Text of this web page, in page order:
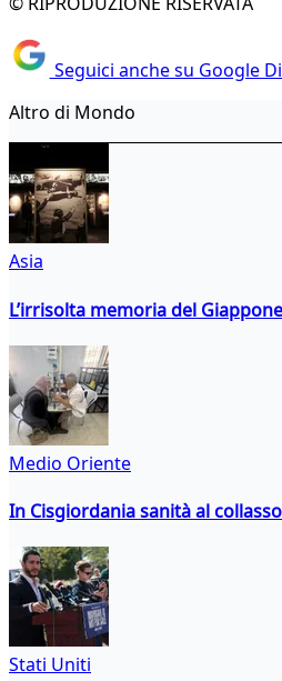
Seguici anche su Google
Altro di Mondo
Asia
L’irrisolta memoria del
Medio Oriente
In Cisgiordania sanità al
Stati Uniti